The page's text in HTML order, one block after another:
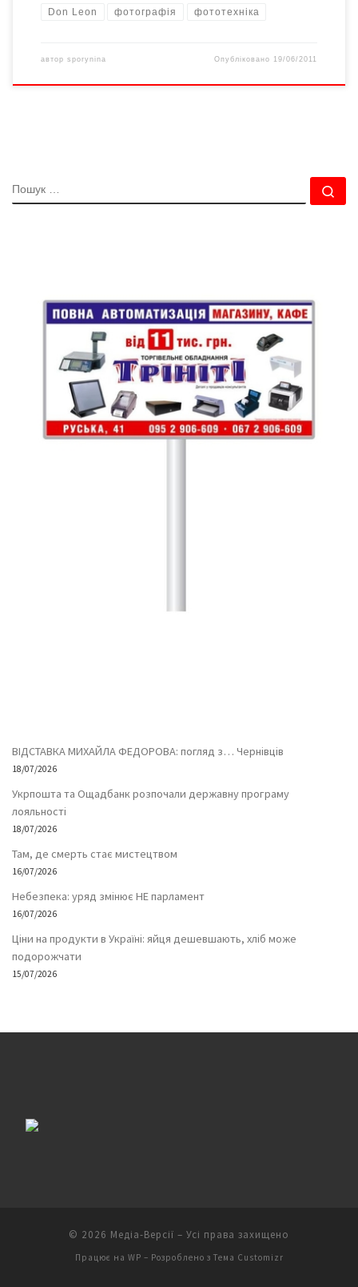
Don Leon фотографія фототехніка
автор sporynina Опубліковано 19/06/2011
ПОШУК
ВІДСТАВКА МИХАЙЛА ФЕДОРОВА: погляд з… Чернівців
18/07/2026
Укрпошта та Ощадбанк розпочали державну програму
лояльності
18/07/2026
Там, де смерть стає мистецтвом
16/07/2026
Небезпека: уряд змінює НЕ парламент
16/07/2026
Ціни на продукти в Україні: яйця дешевшають, хліб може
подорожчати
15/07/2026
© 2026 Медіа-Версії – Усі права захищено
Працює на WP – Розроблено з Тема Customizr